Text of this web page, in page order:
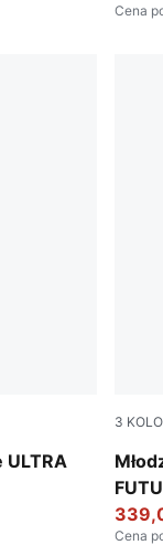
Cena
ULTRA
Stream-Bright
3
Cena